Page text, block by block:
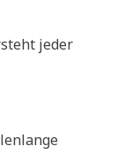
jeder